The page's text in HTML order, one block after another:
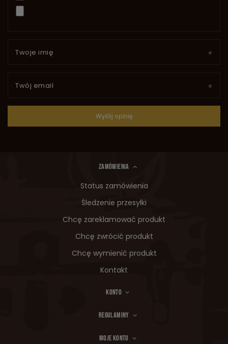
Twoje imię
Twój email
Wyślij opinię
ZAMÓWIENIA
Status zamówienia
Śledzenie przesyłki
Chcę zareklamować produkt
Chcę zwrócić produkt
Chcę wymienić produkt
Kontakt
KONTO
REGULAMINY
MOJE KONTO